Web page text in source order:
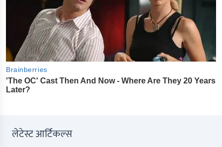
लेटेस्ट आर्टिकल्स